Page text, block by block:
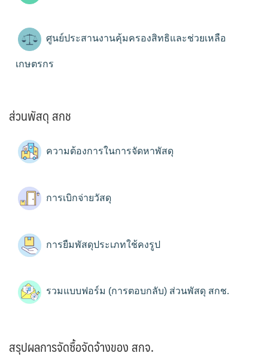
ศูนย์ประสานงานคุ้มครองสิทธิและช่วยเหลือ
เกษตรกร
ส่วนพัสดุ สกช
ความต้องการในการจัดหาพัสดุ
การเบิกจ่ายวัสดุ
การยืมพัสดุประเภทใช้คงรูป
รวมแบบฟอร์ม (การตอบกลับ) ส่วนพัสดุ สกช.
สรุปผลการจัดซื้อจัดจ้างของ สกจ.